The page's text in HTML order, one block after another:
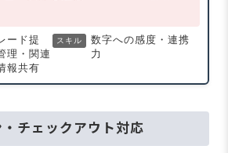
ード提
理・関連
報共有
スキル
数字への感度・連携
力
チェックアウト対応